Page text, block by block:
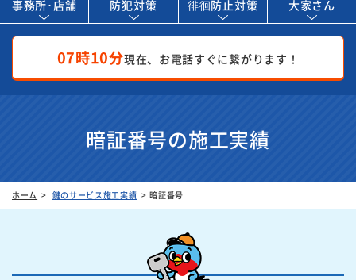
事務所･店舗 防犯対策 徘徊防止対策 大家さん
07時10分現在、お電話すぐに繋がります！
暗証番号の施工実績
ホーム 鍵のサービス施工実績 暗証番号